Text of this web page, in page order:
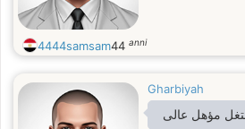
4444samsam44 anni
Gharbiyah